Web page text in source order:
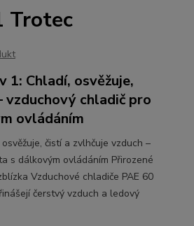
Trotec
1: Chladí, osvěžuje,
vzduchový chladič pro
ovládáním
čistí a zvlhčuje vzduch –
s dálkovým ovládáním Přirozené
Vzduchové chladiče PAE 60
čerstvý vzduch a ledový